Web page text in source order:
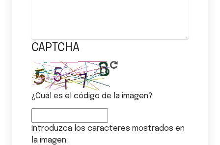
CAPTCHA
¿Cuál es el código de la imagen?
Introduzca los caracteres mostrados en
la imagen.